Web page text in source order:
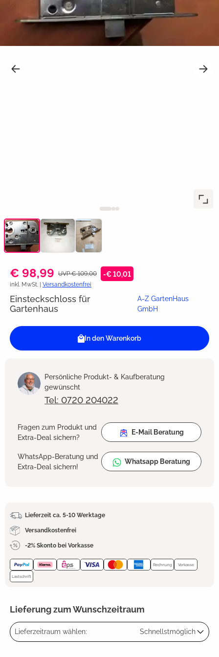
€ 98,99 UVP € 109,00 -€ 10,01
inkl. MwSt. | Versandkostenfrei
Einsteckschloss für
Gartenhaus
A-Z GartenHaus
GmbH
In den Warenkorb
Persönliche Produkt- & Kaufberatung
gewünscht
Tel: 0720 204022
Fragen zum Produkt und
Extra-Deal sichern?
E-Mail Beratung
WhatsApp-Beratung und
Extra-Deal sichern!
Whatsapp Beratung
Lieferzeit ca. 5-10 Werktage
Versandkostenfrei
-2% Skonto bei Vorkasse
Rechnung Vorkasse
Lastschrift
Lieferung zum Wunschzeitraum
Lieferzeitraum wählen: Schnellstmöglich